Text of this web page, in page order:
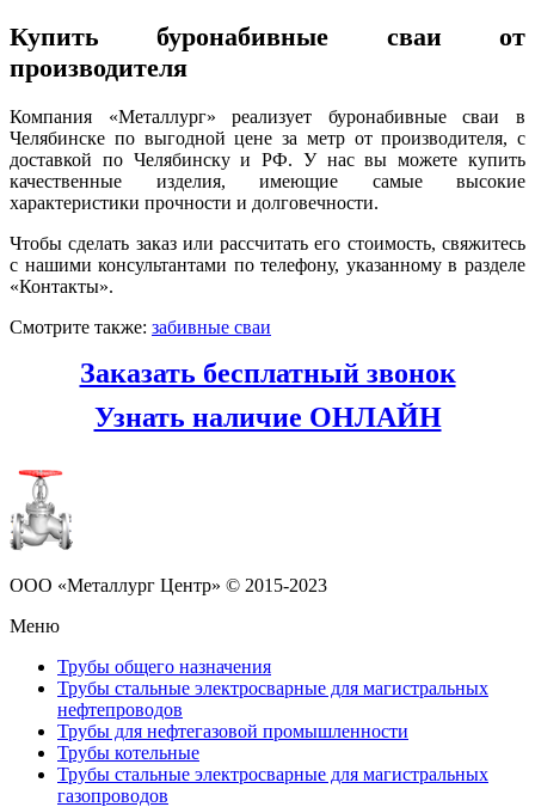
Купить буронабивные сваи от
производителя
Компания «Металлург» реализует буронабивные сваи в
Челябинске по выгодной цене за метр от производителя, с
доставкой по Челябинску и РФ. У нас вы можете купить
качественные изделия, имеющие самые высокие
характеристики прочности и долговечности.
Чтобы сделать заказ или рассчитать его стоимость, свяжитесь
с нашими консультантами по телефону, указанному в разделе
«Контакты».
Смотрите также: забивные сваи
Заказать бесплатный звонок
Узнать наличие ОНЛАЙН
ООО «Металлург Центр» © 2015-2023
Меню
Трубы общего назначения
Трубы стальные электросварные для магистральных
нефтепроводов
Трубы для нефтегазовой промышленности
Трубы котельные
Трубы стальные электросварные для магистральных
газопроводов